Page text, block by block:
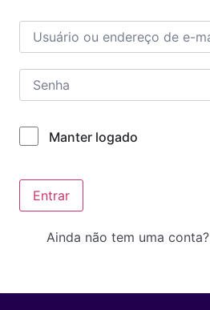
Manter logado
Entrar
Ainda não tem uma conta?